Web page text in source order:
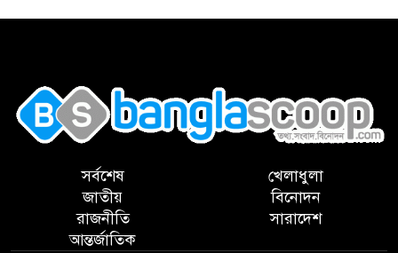
সর্বশেষ
জাতীয়
রাজনীতি
আন্তর্জাতিক
খেলাধুলা
বিনোদন
সারাদেশ